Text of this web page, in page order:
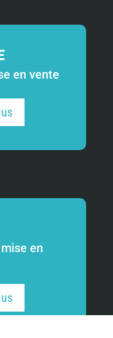
en vente
en